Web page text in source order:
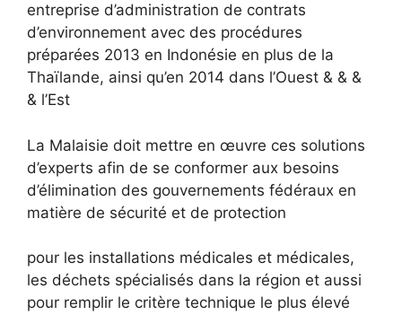
entreprise d’administration de contrats
d’environnement avec des procédures
préparées 2013 en Indonésie en plus de la
Thaïlande, ainsi qu’en 2014 dans l’Ouest & & &
& l’Est
La Malaisie doit mettre en œuvre ces solutions
d’experts afin de se conformer aux besoins
d’élimination des gouvernements fédéraux en
matière de sécurité et de protection
pour les installations médicales et médicales,
les déchets spécialisés dans la région et aussi
pour remplir le critère technique le plus élevé